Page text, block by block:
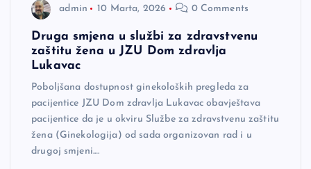
admin 10 Marta, 2026 0 Comments
Druga smjena u službi za zdravstvenu
zaštitu žena u JZU Dom zdravlja
Lukavac
Poboljšana dostupnost ginekoloških pregleda za
pacijentice JZU Dom zdravlja Lukavac obavještava
pacijentice da je u okviru Službe za zdravstvenu zaštitu
žena (Ginekologija) od sada organizovan rad i u
drugoj smjeni.…